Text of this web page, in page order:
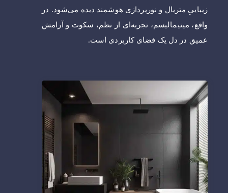
زیباییِ متریال و نورپردازی هوشمند دیده می‌شود. در
واقع، مینیمالیسم، تجربه‌ای از نظم، سکوت و آرامش
عمیق در دل یک فضای کاربردی است.